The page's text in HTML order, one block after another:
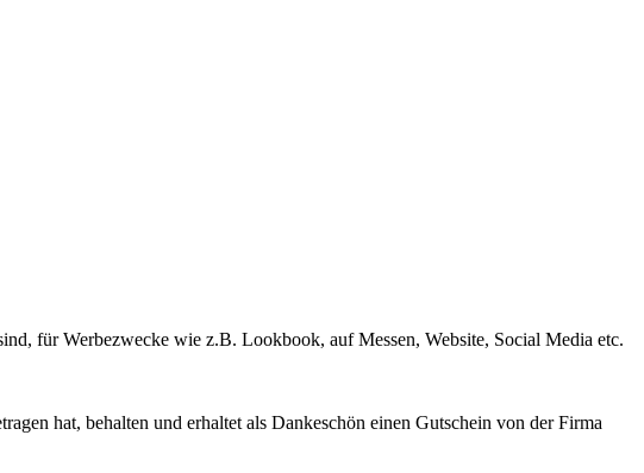
für Werbezwecke wie z.B. Lookbook, auf Messen, Website, Social Media etc.
hat, behalten und erhaltet als Dankeschön einen Gutschein von der Firma